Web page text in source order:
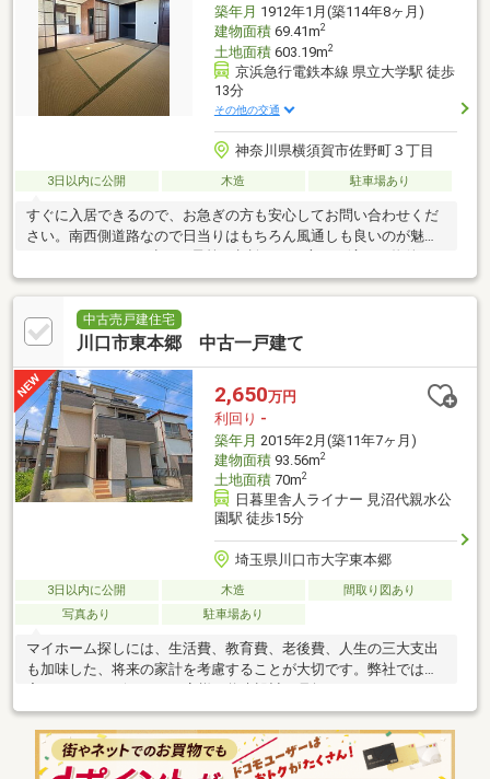
築年月 1912年1月(築114年8ヶ月)
建物面積69.41m2
土地面積603.19m2
京浜急行電鉄本線 県立大学駅 徒歩
13分
その他の交通
神奈川県横須賀市佐野町３丁目
3日以内に公開 木造 駐車場あり
すぐに入居できるので、お急ぎの方も安心してお問い合わせくだ
さい。南西側道路なので日当りはもちろん風通しも良いのが魅力
す。浴室に窓がついてい
中古売戸建住宅
川口市東本郷 中古一戸建て
2,650万円
利回り -
築年月 2015年2月(築11年7ヶ月)
建物面積93.56m2
土地面積70m2
日暮里舎人ライナー 見沼代親水公
園駅 徒歩15分
埼玉県川口市大字東本郷
3日以内に公開 木造
間取り図あり
写真あり
駐車場あり
マイホーム探しには、生活費、教育費、老後費、人生の三大支出
も加味した、将来の家計を考慮することが大切です。弊社では住
ングを実施します。